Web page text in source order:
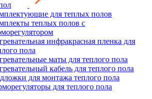
для теплых полов
теплых полов с
инфракрасная пленка для
пола
маты для теплого пола
кабель для теплого пола
для монтажа теплого пола
для теплого пола